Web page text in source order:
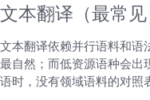
文本翻译（最常见
文本翻译依赖并行语料和语
最自然；而低资源语种会出
语时，没有领域语料的对照